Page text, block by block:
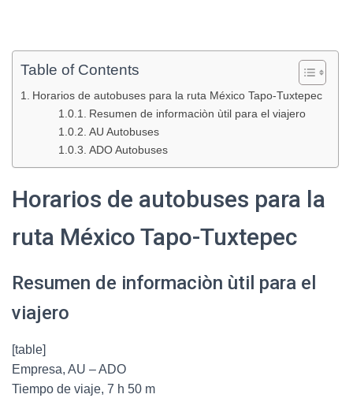
Table of Contents
Horarios de autobuses para la ruta México Tapo-Tuxtepec
Resumen de informaciòn ùtil para el viajero
AU Autobuses
ADO Autobuses
Horarios de autobuses para la
ruta México Tapo-Tuxtepec
Resumen de informaciòn ùtil para el
viajero
[table]
Empresa, AU – ADO
Tiempo de viaje, 7 h 50 m